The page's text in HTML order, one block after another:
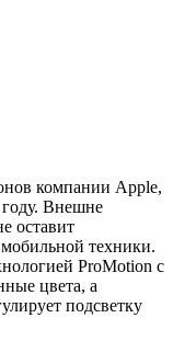
компании Apple,
Внешне
оставит
техники.
ProMotion с
цвета, а
подсветку